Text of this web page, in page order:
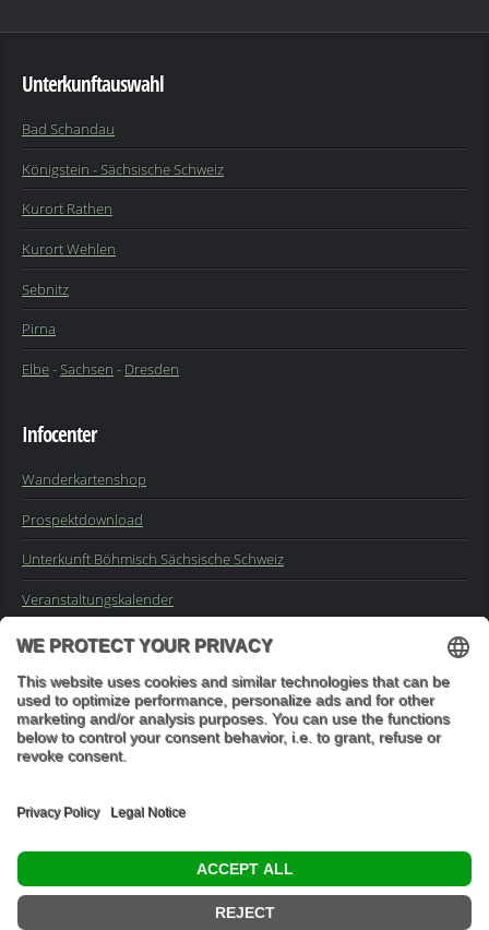
Unterkunftauswahl
Bad Schandau
Königstein - Sächsische Schweiz
Kurort Rathen
Kurort Wehlen
Sebnitz
Pirna
Elbe-Sachsen - Dresden
Infocenter
Wanderkartenshop
Prospektdownload
Unterkunft Böhmisch Sächsische Schweiz
Veranstaltungskalender
Impressum
Buchungsanfrage
"In den Wäldern sind Dinge, über die nachzudenken man jahrelang
im Moos liegen könnte." (Franz Kafka)